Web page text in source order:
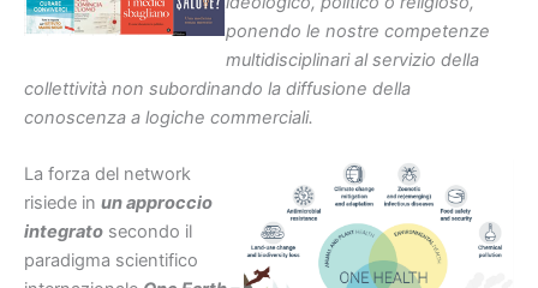
ponendo le nostre competenze
multidisciplinari al servizio della
collettività non subordinando la diffusione della
conoscenza a logiche commerciali.
La forza del network
risiede in un approccio
integrato secondo il
paradigma scientifico